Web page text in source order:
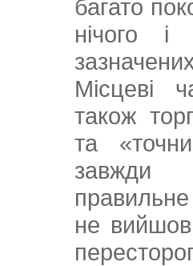
багато
нічого
Місцеві
також
та
завжди
не